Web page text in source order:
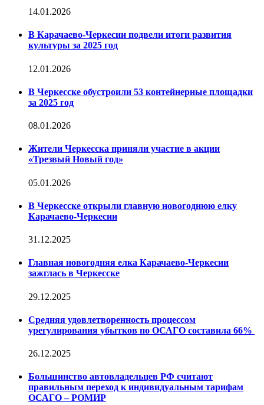
14.01.2026
В Карачаево-Черкесии подвели итоги развития
культуры за 2025 год
12.01.2026
В Черкесске обустроили 53 контейнерные площадки
за 2025 год
08.01.2026
Жители Черкесска приняли участие в акции
«Трезвый Новый год»
05.01.2026
В Черкесске открыли главную новогоднюю елку
Карачаево-Черкесии
31.12.2025
Главная новогодняя елка Карачаево-Черкесии
зажглась в Черкесске
29.12.2025
Средняя удовлетворенность процессом
урегулирования убытков по ОСАГО составила 66%
26.12.2025
Большинство автовладельцев РФ считают
правильным переход к индивидуальным тарифам
ОСАГО – РОМИР